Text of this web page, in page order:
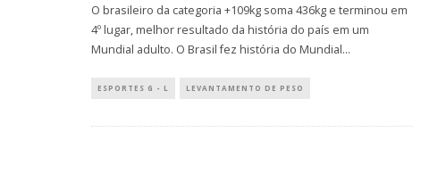
O brasileiro da categoria +109kg soma 436kg e terminou em
4º lugar, melhor resultado da história do país em um
Mundial adulto. O Brasil fez história do Mundial...
ESPORTES G - L LEVANTAMENTO DE PESO